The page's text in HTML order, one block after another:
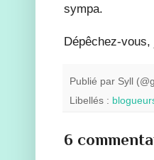
sympa.
Dépêchez-
Publié par Syll
Libellés :
6